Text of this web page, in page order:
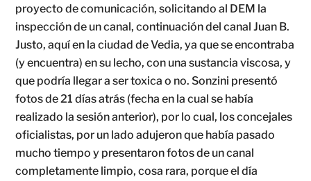
proyecto de comunicación, solicitando al DEM la
inspección de un canal, continuación del canal Juan B.
Justo, aquí en la ciudad de Vedia, ya que se encontraba
(y encuentra) en su lecho, con una sustancia viscosa, y
que podría llegar a ser toxica o no. Sonzini presentó
fotos de 21 días atrás (fecha en la cual se había
realizado la sesión anterior), por lo cual, los concejales
oficialistas, por un lado adujeron que había pasado
mucho tiempo y presentaron fotos de un canal
completamente limpio, cosa rara, porque el día